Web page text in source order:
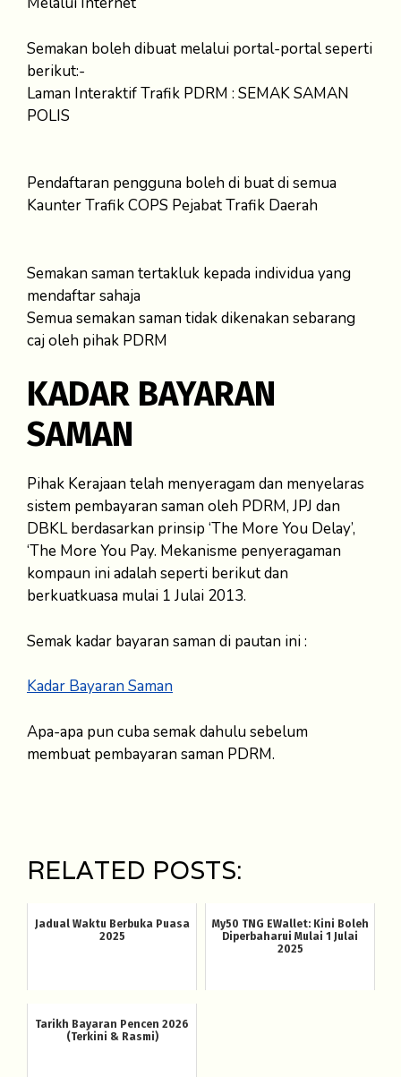
Semakan boleh dibuat melalui portal-portal seperti
berikut:-
Laman Interaktif Trafik PDRM : SEMAK SAMAN
POLIS
Pendaftaran pengguna boleh di buat di semua
Kaunter Trafik COPS Pejabat Trafik Daerah
Semakan saman tertakluk kepada individua yang
mendaftar sahaja
Semua semakan saman tidak dikenakan sebarang
caj oleh pihak PDRM
KADAR BAYARAN
SAMAN
Pihak Kerajaan telah menyeragam dan menyelaras
sistem pembayaran saman oleh PDRM, JPJ dan
DBKL berdasarkan prinsip ‘The More You Delay’,
‘The More You Pay. Mekanisme penyeragaman
kompaun ini adalah seperti berikut dan
berkuatkuasa mulai 1 Julai 2013.
Semak kadar bayaran saman di pautan ini :
Kadar Bayaran Saman
Apa-apa pun cuba semak dahulu sebelum
membuat pembayaran saman PDRM.
RELATED POSTS:
Jadual Waktu Berbuka Puasa
2025
My50 TNG EWallet: Kini Boleh
Diperbaharui Mulai 1 Julai
2025
Tarikh Bayaran Pencen 2026
(Terkini & Rasmi)